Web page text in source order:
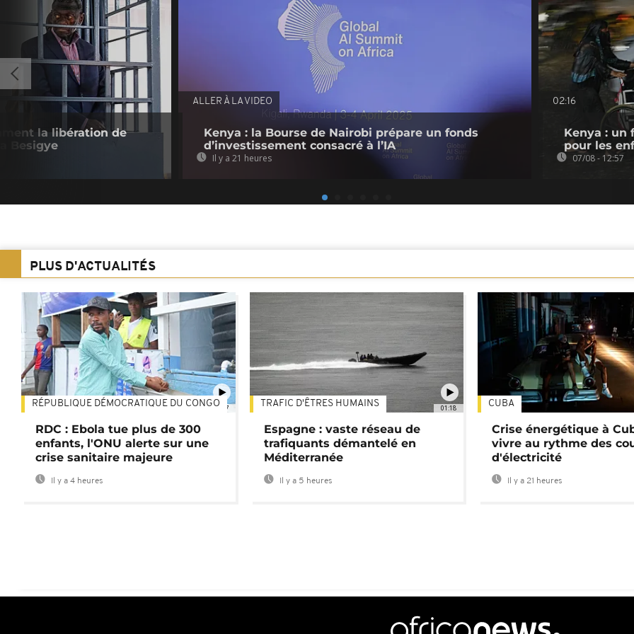
la libération de
Besigye
ALLER À LA VIDEO
Kenya : la Bourse de Nairobi prépare un fonds
d’investissement consacré à l’IA
Il y a 21 heures
02:16
Kenya : un
pour les
07/08 - 12:57
PLUS D'ACTUALITÉS
01:47
RÉPUBLIQUE DÉMOCRATIQUE DU CONGO
RDC : Ebola tue plus de 300
enfants, l'ONU alerte sur une
crise sanitaire majeure
Il y a 4 heures
01:18
TRAFIC D'ÊTRES HUMAINS
Espagne : vaste réseau de
trafiquants démantelé en
Méditerranée
Il y a 5 heures
CUBA
Crise énergétique à
vivre au rythme des
d'électricité
Il y a 21 heures